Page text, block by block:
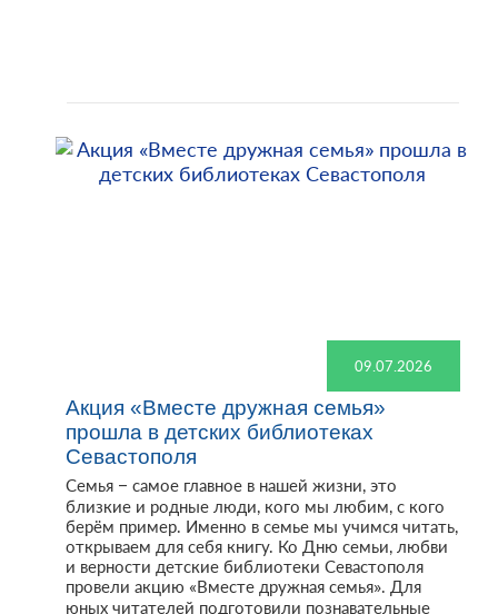
09.07.2026
Акция «Вместе дружная семья»
прошла в детских библиотеках
Севастополя
Семья – самое главное в нашей жизни, это
близкие и родные люди, кого мы любим, с кого
берём пример. Именно в семье мы учимся читать,
открываем для себя книгу. Ко Дню семьи, любви
и верности детские библиотеки Севастополя
провели акцию «Вместе дружная семья». Для
юных читателей подготовили познавательные